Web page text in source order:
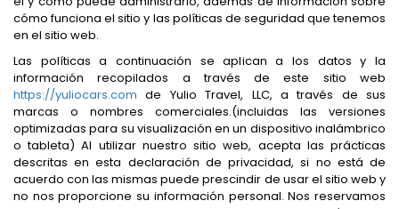
cómo funciona el sitio y las políticas de seguridad que tenemos
en el sitio web.
Las políticas a continuación se aplican a los datos y la
información recopilados a través de este sitio web
https://yuliocars.com de Yulio Travel, LLC, a través de sus
marcas o nombres comerciales.(incluidas las versiones
optimizadas para su visualización en un dispositivo inalámbrico
o tableta) Al utilizar nuestro sitio web, acepta las prácticas
descritas en esta declaración de privacidad, si no está de
acuerdo con las mismas puede prescindir de usar el sitio web y
no nos proporcione su información personal. Nos reservamos